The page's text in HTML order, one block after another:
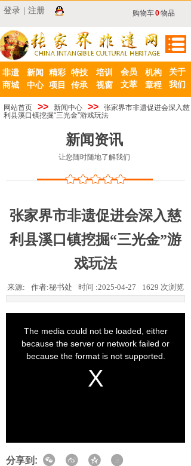
登录 注册 购物车0物品
非遗
商城
新闻
中心
精彩
项目
机构
章程
培训
视窗
会员
文萃
特技
传承
关于
我们
网站首页 >> 新闻中心 >>
张家界市非遗促进会深入慈
利县溪口镇挖掘“三光金”游戏玩法
新闻资讯
让您随时随地了解我们
张家界市非遗促进会深入慈
利县溪口镇挖掘“三光金”游
戏玩法
来源: 作者:秘书处 时间 :2025-04-27 1629 次浏览
分享到: